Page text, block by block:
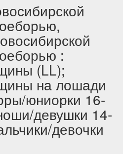
:
(LL);
на лошади
юниорки 16-
девушки 14-
девочки